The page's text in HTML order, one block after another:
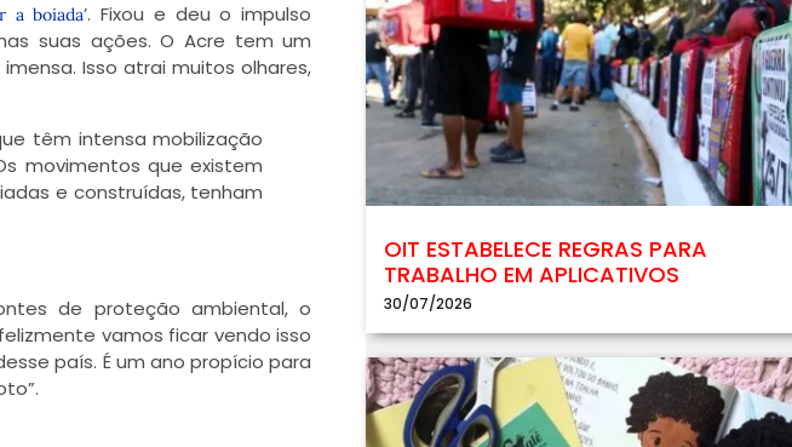
a boiada’. Fixou e deu o impulso
suas ações. O Acre tem um
Isso atrai muitos olhares,
têm intensa mobilização
movimentos que existem
e construídas, tenham
de proteção ambiental, o
vamos ficar vendo isso
país. É um ano propício para
OIT ESTABELECE REGRAS PARA
TRABALHO EM APLICATIVOS
30/07/2026